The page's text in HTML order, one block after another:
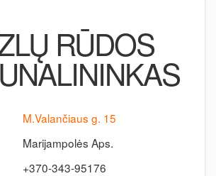
RŪDOS
M.Valančiaus g. 15
Marijampolės Aps.
+370-343-95176